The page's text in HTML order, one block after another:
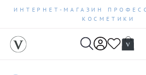
ИНТЕРНЕТ-МАГАЗИН
КОСМЕТИКИ